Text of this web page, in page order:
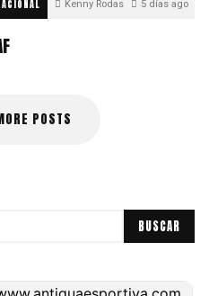
Kenny Rodas 5 días ago
POSTS
BUSCAR